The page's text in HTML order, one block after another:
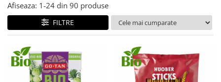
Afiseaza: 1-24 din 90 produse
FILTRE